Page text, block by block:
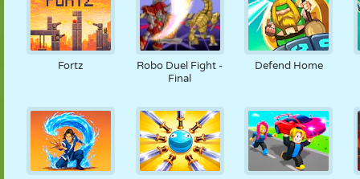
Fortz
Robo Duel Fight -
Final
Defend Home